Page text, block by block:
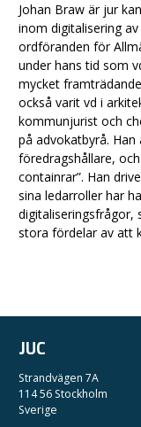
Johan Braw är jur
inom digitalisering
ordföranden för
under hans tid som
mycket
också varit vd i
kommunjurist och
på advokatbyrå.
föredragshållare,
containrar”. Han
sina ledarroller har
digitaliseringsfrågor,
stora fördelar av att
JUC
Strandvägen 7A
114 56 Stockholm
Sverige